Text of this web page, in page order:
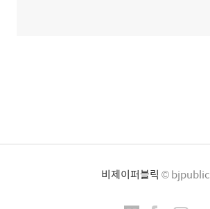
비제이퍼블릭 © bjpublic